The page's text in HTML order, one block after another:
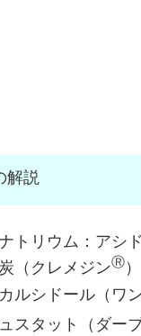
解説
トリウム：アシ
（クレメジンⓇ）
ルシドール（ワ
スタット（ダー